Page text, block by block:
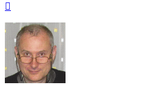
tetejére